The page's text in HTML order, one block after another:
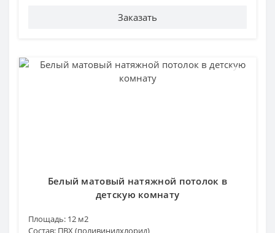
Заказать
Белый матовый натяжной потолок в
детскую комнату
Площадь: 12 м2
Состав: ПВХ (поливинилхлорид)